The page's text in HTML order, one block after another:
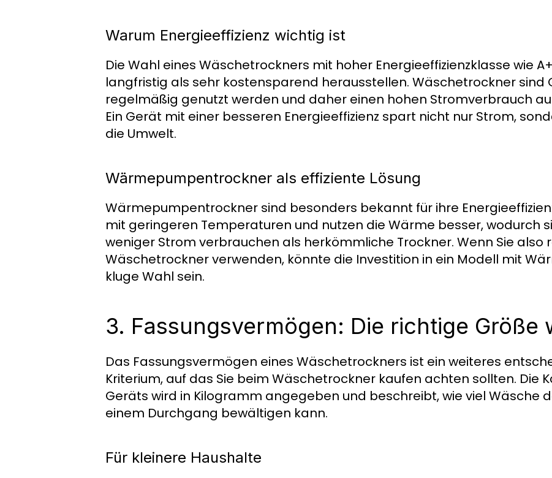
Warum Energieeffizienz wichtig ist
Die Wahl eines Wäschetrockners mit hoher Energieeffizienzklasse wie
langfristig als sehr kostensparend herausstellen. Wäschetrockner sind
regelmäßig genutzt werden und daher einen hohen Stromverbrauch
Ein Gerät mit einer besseren Energieeffizienz spart nicht nur Strom,
die Umwelt.
Wärmepumpentrockner als effiziente Lösung
Wärmepumpentrockner sind besonders bekannt für ihre
mit geringeren Temperaturen und nutzen die Wärme besser, wodurch
weniger Strom verbrauchen als herkömmliche Trockner. Wenn Sie also
Wäschetrockner verwenden, könnte die Investition in ein Modell mit
kluge Wahl sein.
3. Fassungsvermögen: Die richtige Größe
Das Fassungsvermögen eines Wäschetrockners ist ein weiteres
Kriterium, auf das Sie beim Wäschetrockner kaufen achten sollten. Die
Geräts wird in Kilogramm angegeben und beschreibt, wie viel Wäsche
einem Durchgang bewältigen kann.
Für kleinere Haushalte